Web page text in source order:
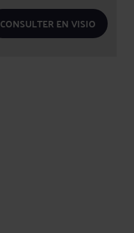
CONSULTER EN VISIO